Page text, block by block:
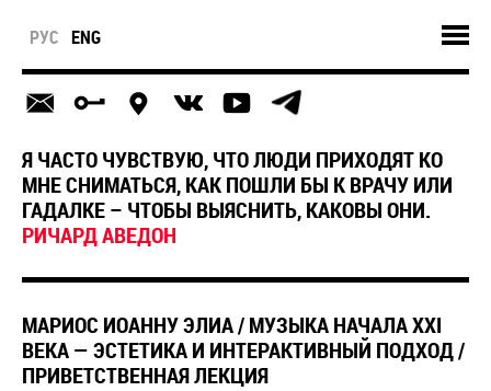
РУС ENG
Я ЧАСТО ЧУВСТВУЮ, ЧТО ЛЮДИ ПРИХОДЯТ КО
МНЕ СНИМАТЬСЯ, КАК ПОШЛИ БЫ К ВРАЧУ ИЛИ
ГАДАЛКЕ – ЧТОБЫ ВЫЯСНИТЬ, КАКОВЫ ОНИ.
РИЧАРД АВЕДОН
МАРИОС ИОАННУ ЭЛИА / МУЗЫКА НАЧАЛА XXI
ВЕКА — ЭСТЕТИКА И ИНТЕРАКТИВНЫЙ ПОДХОД /
ПРИВЕТСТВЕННАЯ ЛЕКЦИЯ